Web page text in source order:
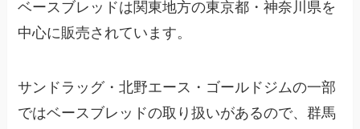
ベースブレッドは関東地方の東京都・神奈川県を
中心に販売されています。
サンドラッグ・北野エース・ゴールドジムの一部
ではベースブレッドの取り扱いがあるので、群馬